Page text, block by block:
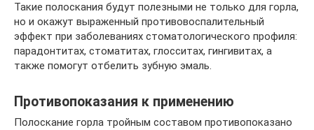
Такие полоскания будут полезными не только для горла,
но и окажут выраженный противовоспалительный
эффект при заболеваниях стоматологического профиля:
парадонтитах, стоматитах, глосситах, гингивитах, а
также помогут отбелить зубную эмаль.
Противопоказания к применению
Полоскание горла тройным составом противопоказано